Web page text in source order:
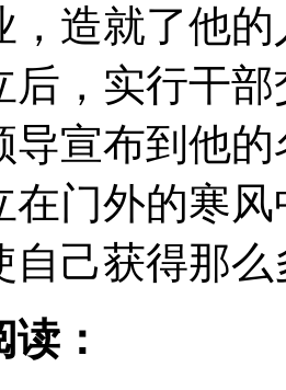
，造就了他
后，实行干
导宣布到他
在门外的寒
自己获得那
：